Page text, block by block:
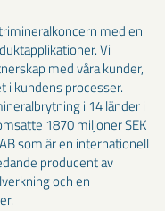
med en
Vi
med våra kunder,
i kundens processer.
i 14 länder i
1870 miljoner SEK
som är en internationell
producent av
och en